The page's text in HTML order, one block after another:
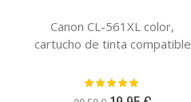
Canon CL-561XL color,
cartucho de tinta compatible
Valoración: